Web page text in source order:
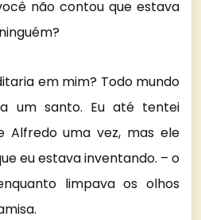
contou que estava
em mim? Todo mundo
um santo. Eu até tentei
uma vez, mas ele
eu estava inventando. – o
limpava os olhos